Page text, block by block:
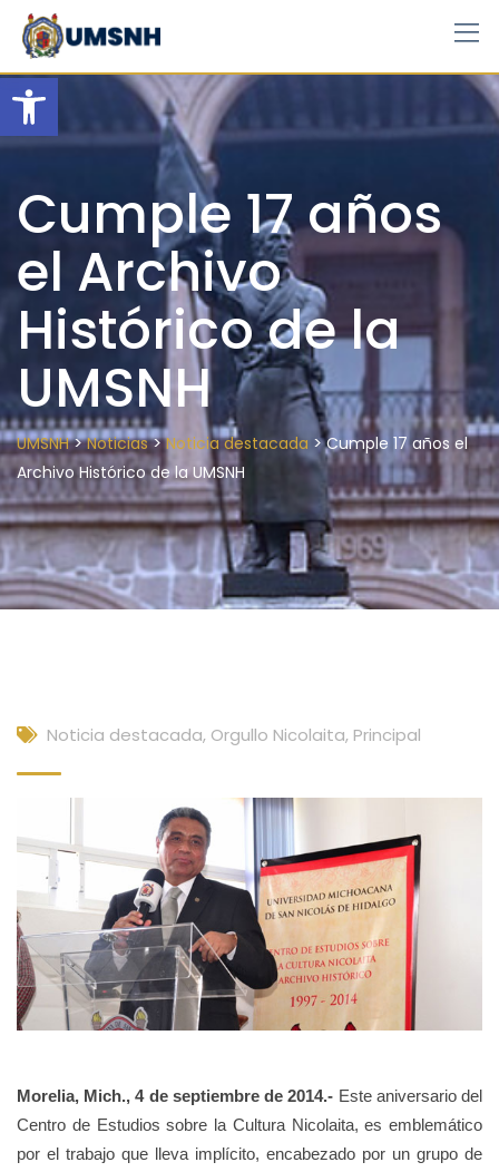
Open toolbar
Skip
content
Cumple 17 años
el Archivo
Histórico de la
UMSNH
UMSNH>Noticias>Noticia destacada >Cumple 17 años el
Archivo Histórico de la UMSNH
Noticia destacada, Orgullo Nicolaita, Principal
Morelia, Mich., 4 de septiembre de 2014.- Este aniversario del
Centro de Estudios sobre la Cultura Nicolaita, es emblemático
por el trabajo que lleva implícito, encabezado por un grupo de